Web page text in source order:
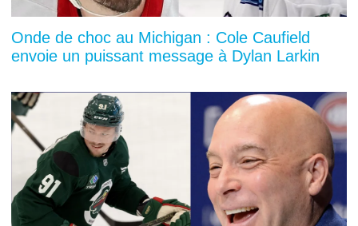
Onde de choc au Michigan : Cole Caufield
envoie un puissant message à Dylan Larkin